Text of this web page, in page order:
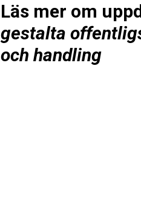
Läs mer om
gestalta
och handling